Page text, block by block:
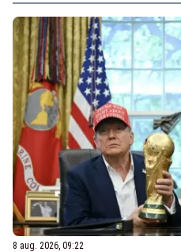
8 aug. 2026, 09:22